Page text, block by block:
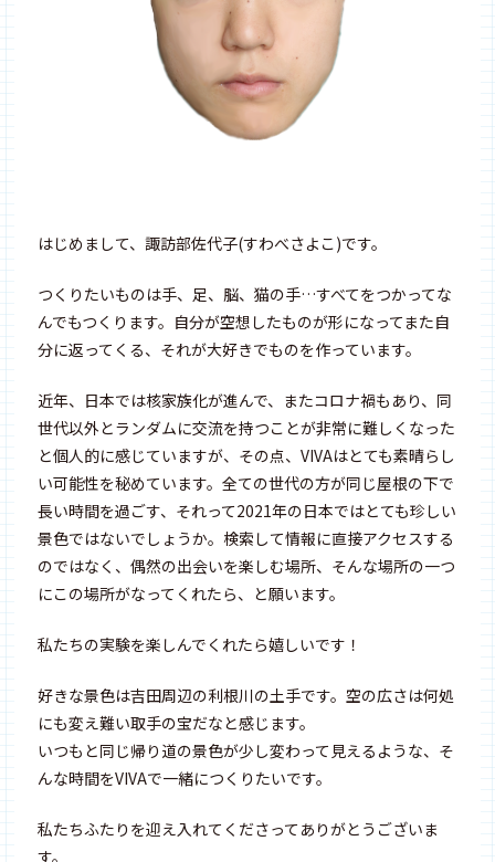
はじめまして、諏訪部佐代子(すわべさよこ)です。
つくりたいものは手、足、脳、猫の手…すべてをつかってな
んでもつくります。自分が空想したものが形になってまた自
分に返ってくる、それが大好きでものを作っています。
近年、日本では核家族化が進んで、またコロナ禍もあり、同
世代以外とランダムに交流を持つことが非常に難しくなった
と個人的に感じていますが、その点、VIVAはとても素晴らし
い可能性を秘めています。全ての世代の方が同じ屋根の下で
長い時間を過ごす、それって2021年の日本ではとても珍しい
景色ではないでしょうか。検索して情報に直接アクセスする
のではなく、偶然の出会いを楽しむ場所、そんな場所の一つ
にこの場所がなってくれたら、と願います。
私たちの実験を楽しんでくれたら嬉しいです！
好きな景色は吉田周辺の利根川の土手です。空の広さは何処
にも変え難い取手の宝だなと感じます。
いつもと同じ帰り道の景色が少し変わって見えるような、そ
んな時間をVIVAで一緒につくりたいです。
私たちふたりを迎え入れてくださってありがとうございま
す。